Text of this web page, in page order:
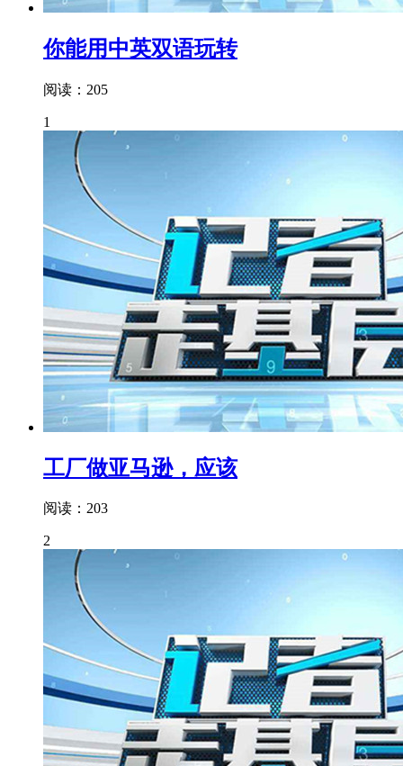
你能用中英双语玩转
阅读：205
1
工厂做亚马逊，应该
阅读：203
2